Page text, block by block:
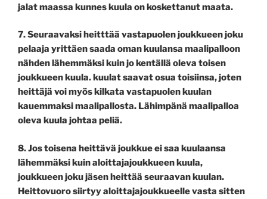
jalat maassa kunnes kuula on koskettanut maata.
7.Seuraavaksi heitttää vastapuolen joukkueen joku
pelaaja yrittäen saada oman kuulansa maalipalloon
nähden lähemmäksi kuin jo kentällä oleva toisen
joukkueen kuula. kuulat saavat osua toisiinsa, joten
heittäjä voi myös kilkata vastapuolen kuulan
kauemmaksi maalipallosta. Lähimpänä maalipalloa
oleva kuula johtaa peliä.
8.Jos toisena heittävä joukkue ei saa kuulaansa
lähemmäksi kuin aloittajajoukkueen kuula,
joukkueen joku jäsen heittää seuraavan kuulan.
Heittovuoro siirtyy aloittajajoukkueelle vasta sitten